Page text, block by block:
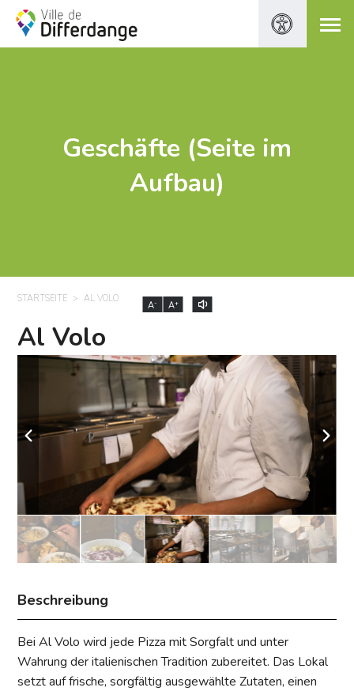
Geschäfte (Seite im
Aufbau)
STARTSEITE AL VOLO
A- A+
Al Volo
Beschreibung
Bei Al Volo wird jede Pizza mit Sorgfalt und unter
Wahrung der italienischen Tradition zubereitet. Das Lokal
setzt auf frische, sorgfältig ausgewählte Zutaten, einen